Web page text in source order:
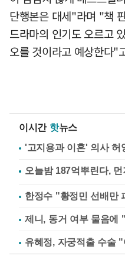
단행본은 대세"라며 "책
드라마의 인기도 오르고
오를 것이라고 예상한다"
이시간 핫뉴스
'고지용과 이혼' 의사 허
한정수 "황정민 선배만
제니, 동거 여부 물음에
유혜정, 자궁적출 수술